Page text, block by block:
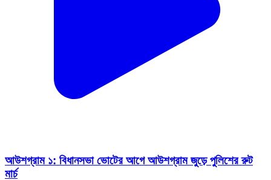
আউশগ্রাম ১: বিধানসভা ভোটের আগে আউশগ্রাম জুড়ে পুলিশের রুট
মার্চ